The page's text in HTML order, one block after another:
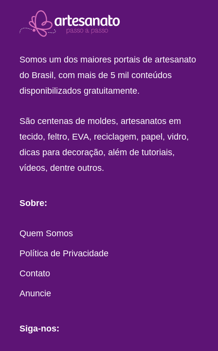
Somos um dos maiores portais de artesanato
do Brasil, com mais de 5 mil conteúdos
disponibilizados gratuitamente.
São centenas de moldes, artesanatos em
tecido, feltro, EVA, reciclagem, papel, vidro,
dicas para decoração, além de tutoriais,
vídeos, dentre outros.
Sobre:
Quem Somos
Política de Privacidade
Contato
Anuncie
Siga-nos: